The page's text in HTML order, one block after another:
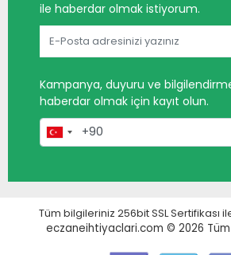
ile haberdar olmak istiyorum.
Kampanya, duyuru ve
haberdar olmak için kayıt olun.
Tüm bilgileriniz 256bit SSL Sertifikası
eczaneihtiyaclari.com © 2026